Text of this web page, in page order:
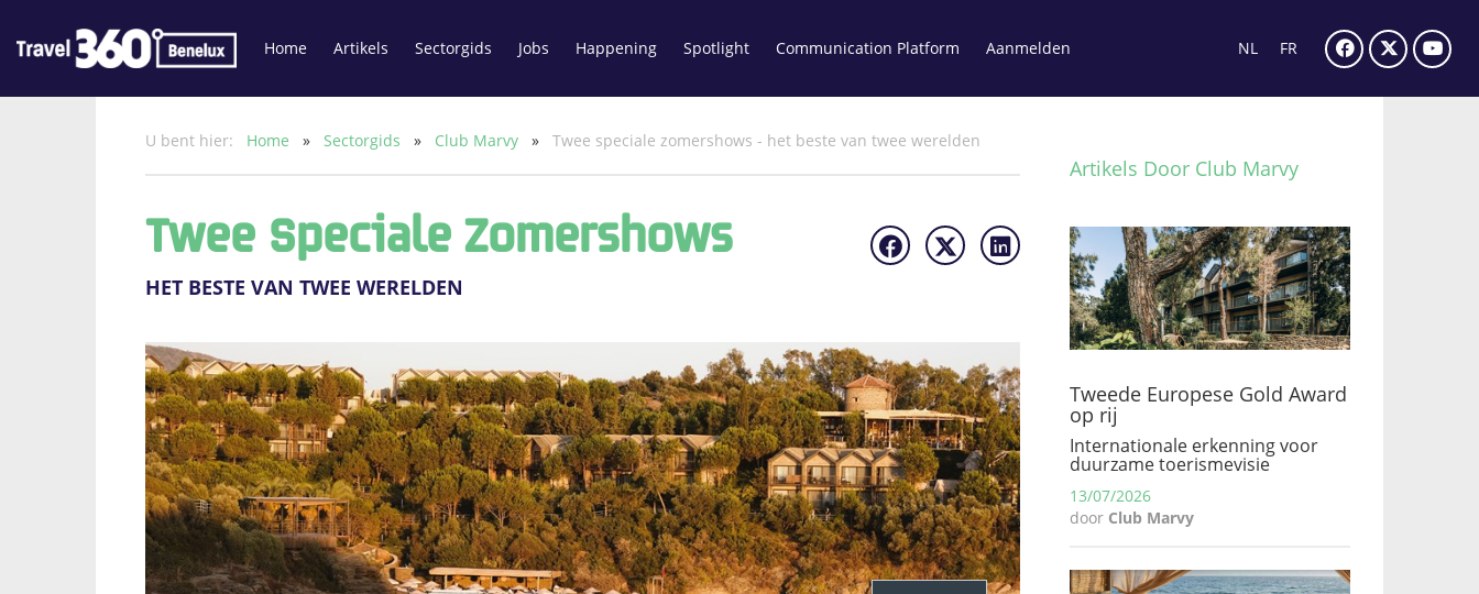
Home Artikels Sectorgids Jobs Happening Spotlight Communication Platform Aanmelden NL FR
U bent hier: Home » Sectorgids » Club Marvy » Twee speciale zomershows - het beste van twee werelden
Twee Speciale Zomershows
HET BESTE VAN TWEE WERELDEN
Artikels Door Club Marvy
Tweede Europese Gold Award
op rij
Internationale erkenning voor
duurzame toerismevisie
13/07/2026
door Club Marvy